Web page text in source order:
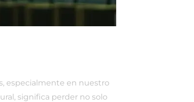
especialmente en nuestro
significa perder no solo